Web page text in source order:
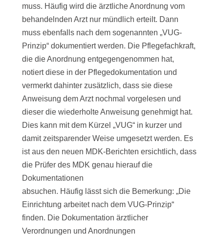
muss. Häufig wird die ärztliche Anordnung vom
behandelnden Arzt nur mündlich erteilt. Dann
muss ebenfalls nach dem sogenannten „VUG-
Prinzip“ dokumentiert werden. Die Pflegefachkraft,
die die Anordnung entgegengenommen hat,
notiert diese in der Pflegedokumentation und
vermerkt dahinter zusätzlich, dass sie diese
Anweisung dem Arzt nochmal vorgelesen und
dieser die wiederholte Anweisung genehmigt hat.
Dies kann mit dem Kürzel „VUG“ in kurzer und
damit zeitsparender Weise umgesetzt werden. Es
ist aus den neuen MDK-Berichten ersichtlich, dass
die Prüfer des MDK genau hierauf die
Dokumentationen
absuchen. Häufig lässt sich die Bemerkung: „Die
Einrichtung arbeitet nach dem VUG-Prinzip“
finden. Die Dokumentation ärztlicher
Verordnungen und Anordnungen